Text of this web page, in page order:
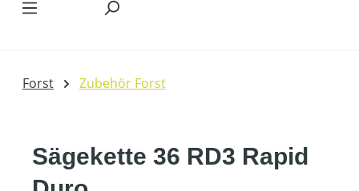
Forst Zubehör Forst
Sägekette 36 RD3 Rapid